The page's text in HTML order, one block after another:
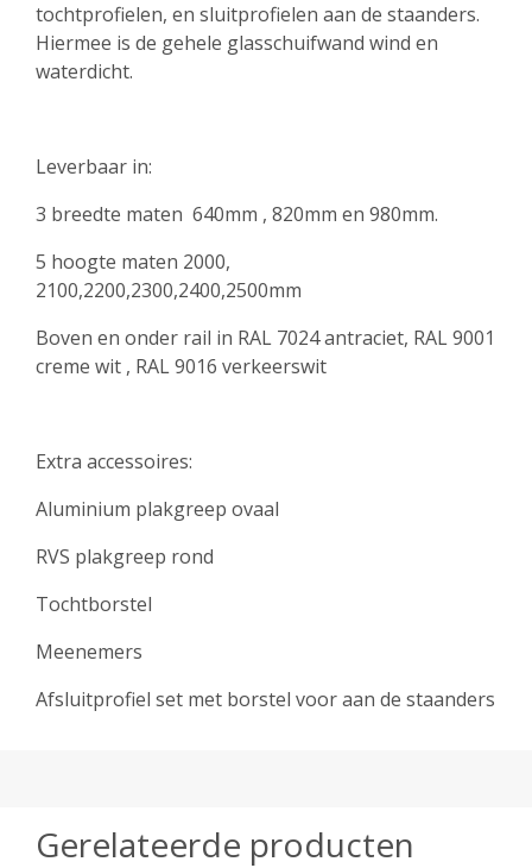
tochtprofielen, en sluitprofielen aan de staanders.
Hiermee is de gehele glasschuifwand wind en
waterdicht.
Leverbaar in:
3 breedte maten 640mm , 820mm en 980mm.
5 hoogte maten 2000,
2100,2200,2300,2400,2500mm
Boven en onder rail in RAL 7024 antraciet, RAL 9001
creme wit , RAL 9016 verkeerswit
Extra accessoires:
Aluminium plakgreep ovaal
RVS plakgreep rond
Tochtborstel
Meenemers
Afsluitprofiel set met borstel voor aan de staanders
Gerelateerde producten